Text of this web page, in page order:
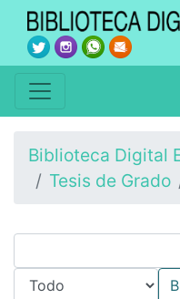
Biblioteca Digital
Tesis de Grado